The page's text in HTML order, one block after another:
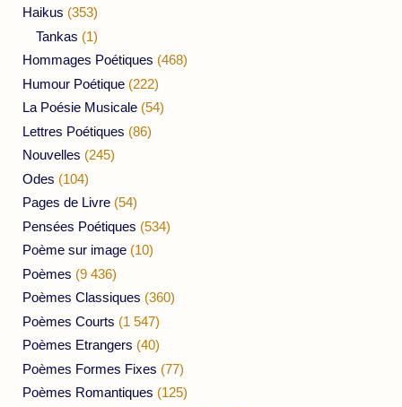
Haikus (353)
Tankas (1)
Hommages Poétiques (468)
Humour Poétique (222)
La Poésie Musicale (54)
Lettres Poétiques (86)
Nouvelles (245)
Odes (104)
Pages de Livre (54)
Pensées Poétiques (534)
Poème sur image (10)
Poèmes (9 436)
Poèmes Classiques (360)
Poèmes Courts (1 547)
Poèmes Etrangers (40)
Poèmes Formes Fixes (77)
Poèmes Romantiques (125)